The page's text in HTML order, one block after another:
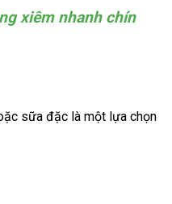
xiêm nhanh chín
sữa đặc là một lựa chọn